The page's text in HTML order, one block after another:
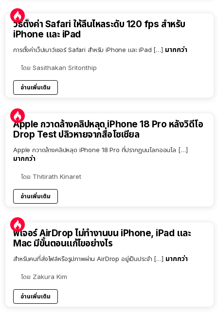
วิธีตั้งค่า Safari ให้ลื่นไหลระดับ 120 fps สำหรับ
iPhone และ iPad
การตั้งค่าเว็ปเบาว์เซอร์ Safari สำหรับ iPhone และ iPad […] มากกว่า
โดย Sasithakan Sritonthip
อ่านเพิ่มเติม
Apple กวาดล้างคลิปหลุด iPhone 18 Pro หลังวิดีโอ
Drop Test ปลิวหายจากสื่อโซเชียล
Apple กวาดล้างคลิปหลุด iPhone 18 Pro ที่ปรากฏบนโลกออนไล […]
มากกว่า
โดย Thitirath Kinaret
อ่านเพิ่มเติม
ฟีเจอร์ AirDrop ไม่ทำงานบน iPhone, iPad และ
Mac มีขั้นตอนแก้ไขอย่างไร
สำหรับคนที่ส่งไฟล์หรือรูปภาพผ่าน AirDrop อยู่เป็นประจำ […] มากกว่า
โดย Zakura Kim
อ่านเพิ่มเติม